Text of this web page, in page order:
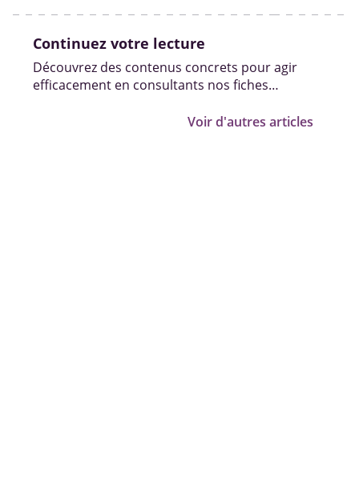
Continuez votre lecture
Découvrez des contenus concrets pour agir
efficacement en consultants nos fiches
Voir d'autres articles